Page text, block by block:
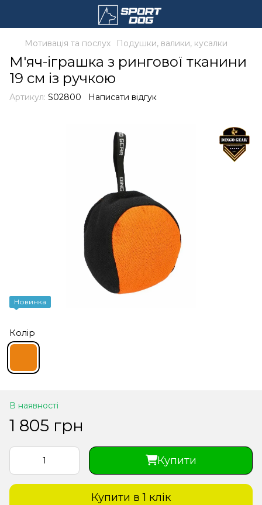
Мотивація та послух Подушки, валики, кусалки
М'яч-іграшка з рингової тканини
19 см із ручкою
Артикул: S02800 Написати відгук
Новинка
Колір
В наявності
1 805 грн
Купити
Купити в 1 клiк